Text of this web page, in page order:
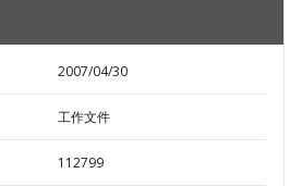
2007/04/30
工作文件
112799